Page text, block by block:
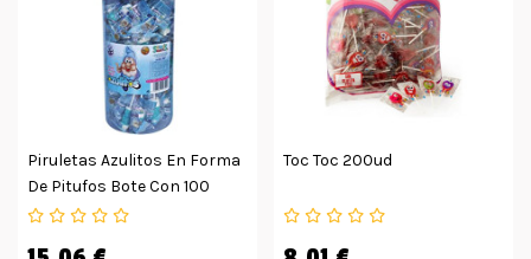
Piruletas Azulitos En Forma
De Pitufos Bote Con 100
Unidades
Toc Toc 200ud